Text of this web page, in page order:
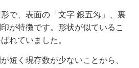
で、表面の「文字 銀五匁」、裏
が特徴です。形状が似ているこ
れていました。
短く現存数が少ないことから、